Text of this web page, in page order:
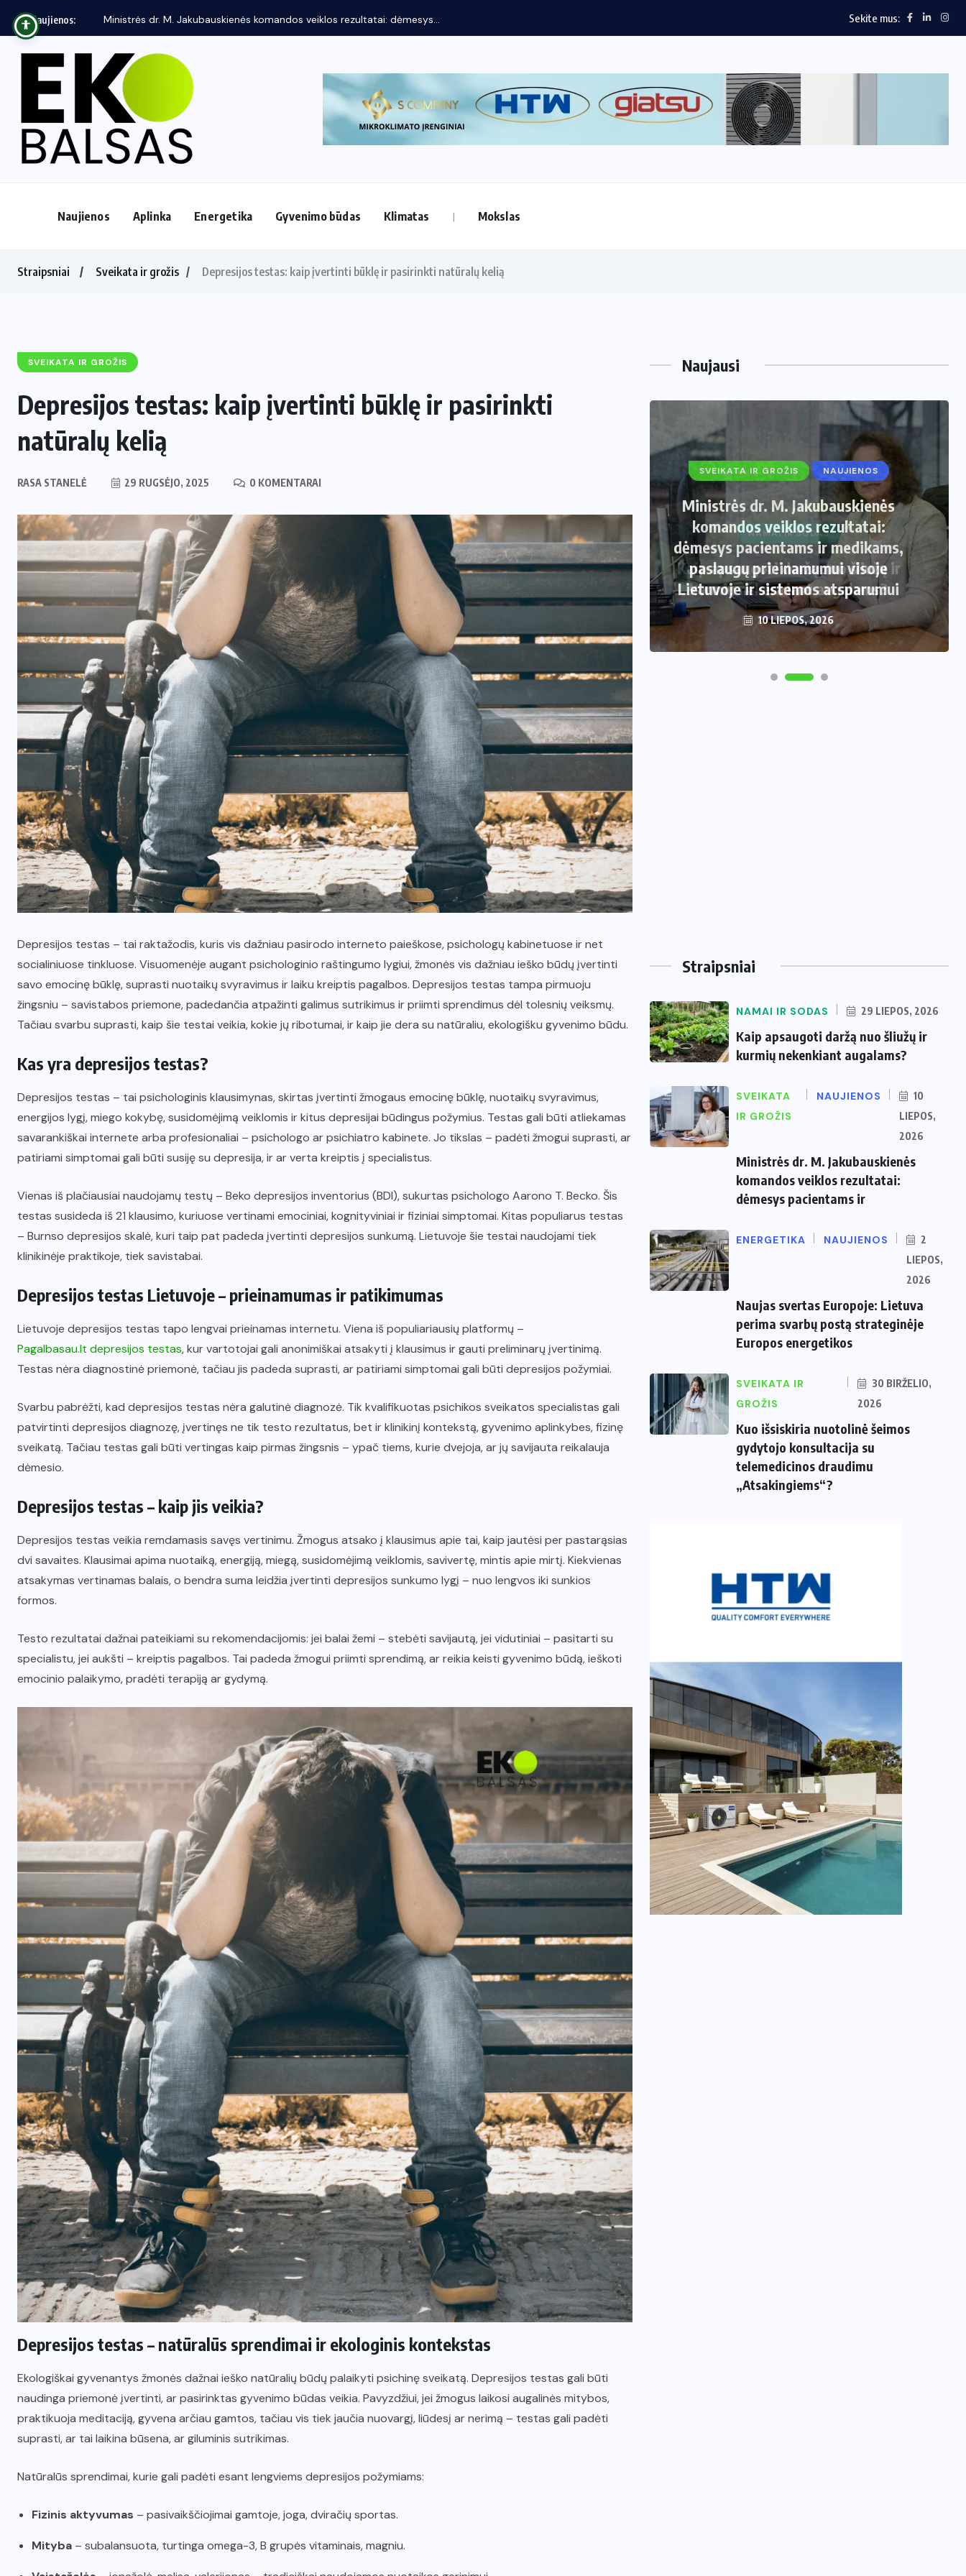
Naujienos: Ministrės dr. M. Jakubauskienės komandos veiklos rezultatai: dėmesys... Sekite mus:
Naujienos Aplinka Energetika Gyvenimo būdas Klimatas Mokslas
Straipsniai Sveikata ir grožis Depresijos testas: kaip įvertinti būklę ir pasirinkti natūralų kelią
SVEIKATA IR GROŽIS
Depresijos testas: kaip įvertinti būklę ir pasirinkti
natūralų kelią
RASA STANELĖ 29 RUGSĖJO, 2025 0 KOMENTARAI
Depresijos testas – tai raktažodis, kuris vis dažniau pasirodo interneto paieškose, psichologų kabinetuose ir net
socialiniuose tinkluose. Visuomenėje augant psichologinio raštingumo lygiui, žmonės vis dažniau ieško būdų įvertinti
savo emocinę būklę, suprasti nuotaikų svyravimus ir laiku kreiptis pagalbos. Depresijos testas tampa pirmuoju
žingsniu – savistabos priemone, padedančia atpažinti galimus sutrikimus ir priimti sprendimus dėl tolesnių veiksmų.
Tačiau svarbu suprasti, kaip šie testai veikia, kokie jų ribotumai, ir kaip jie dera su natūraliu, ekologišku gyvenimo būdu.
Kas yra depresijos testas?
Depresijos testas – tai psichologinis klausimynas, skirtas įvertinti žmogaus emocinę būklę, nuotaikų svyravimus,
energijos lygį, miego kokybę, susidomėjimą veiklomis ir kitus depresijai būdingus požymius. Testas gali būti atliekamas
savarankiškai internete arba profesionaliai – psichologo ar psichiatro kabinete. Jo tikslas – padėti žmogui suprasti, ar
patiriami simptomai gali būti susiję su depresija, ir ar verta kreiptis į specialistus.
Vienas iš plačiausiai naudojamų testų – Beko depresijos inventorius (BDI), sukurtas psichologo Aarono T. Becko. Šis
testas susideda iš 21 klausimo, kuriuose vertinami emociniai, kognityviniai ir fiziniai simptomai. Kitas populiarus testas
– Burnso depresijos skalė, kuri taip pat padeda įvertinti depresijos sunkumą. Lietuvoje šie testai naudojami tiek
klinikinėje praktikoje, tiek savistabai.
Depresijos testas Lietuvoje – prieinamumas ir patikimumas
Lietuvoje depresijos testas tapo lengvai prieinamas internetu. Viena iš populiariausių platformų –
Pagalbasau.lt depresijos testas, kur vartotojai gali anonimiškai atsakyti į klausimus ir gauti preliminarų įvertinimą.
Testas nėra diagnostinė priemonė, tačiau jis padeda suprasti, ar patiriami simptomai gali būti depresijos požymiai.
Svarbu pabrėžti, kad depresijos testas nėra galutinė diagnozė. Tik kvalifikuotas psichikos sveikatos specialistas gali
patvirtinti depresijos diagnozę, įvertinęs ne tik testo rezultatus, bet ir klinikinį kontekstą, gyvenimo aplinkybes, fizinę
sveikatą. Tačiau testas gali būti vertingas kaip pirmas žingsnis – ypač tiems, kurie dvejoja, ar jų savijauta reikalauja
dėmesio.
Depresijos testas – kaip jis veikia?
Depresijos testas veikia remdamasis savęs vertinimu. Žmogus atsako į klausimus apie tai, kaip jautėsi per pastarąsias
dvi savaites. Klausimai apima nuotaiką, energiją, miegą, susidomėjimą veiklomis, savivertę, mintis apie mirtį. Kiekvienas
atsakymas vertinamas balais, o bendra suma leidžia įvertinti depresijos sunkumo lygį – nuo lengvos iki sunkios
formos.
Testo rezultatai dažnai pateikiami su rekomendacijomis: jei balai žemi – stebėti savijautą, jei vidutiniai – pasitarti su
specialistu, jei aukšti – kreiptis pagalbos. Tai padeda žmogui priimti sprendimą, ar reikia keisti gyvenimo būdą, ieškoti
emocinio palaikymo, pradėti terapiją ar gydymą.
Depresijos testas – natūralūs sprendimai ir ekologinis kontekstas
Ekologiškai gyvenantys žmonės dažnai ieško natūralių būdų palaikyti psichinę sveikatą. Depresijos testas gali būti
naudinga priemonė įvertinti, ar pasirinktas gyvenimo būdas veikia. Pavyzdžiui, jei žmogus laikosi augalinės mitybos,
praktikuoja meditaciją, gyvena arčiau gamtos, tačiau vis tiek jaučia nuovargį, liūdesį ar nerimą – testas gali padėti
suprasti, ar tai laikina būsena, ar giluminis sutrikimas.
Natūralūs sprendimai, kurie gali padėti esant lengviems depresijos požymiams:
Fizinis aktyvumas – pasivaikščiojimai gamtoje, joga, dviračių sportas.
Mityba – subalansuota, turtinga omega-3, B grupės vitaminais, magniu.
Naujausi
ENERGETIKA NAUJIENOS
Naujas svertas Europoje: Lietuva
perima svarbų postą strateginėje
Europos energetikos asociacijoje
2 LIEPOS, 2026
NAMAI IR SODAS
Kaip apsaugoti daržą nuo šliužų ir
kurmių nekenkiant augalams?
29 LIEPOS, 2026
SVEIKATA IR GROŽIS NAUJIENOS
Ministrės dr. M. Jakubauskienės
komandos veiklos rezultatai:
dėmesys pacientams ir medikams,
paslaugų prieinamumui visoje
Lietuvoje ir sistemos atsparumui
10 LIEPOS, 2026
Straipsniai
NAMAI IR SODAS 29 LIEPOS, 2026
Kaip apsaugoti daržą nuo šliužų ir
kurmių nekenkiant augalams?
SVEIKATA
IR GROŽIS
NAUJIENOS
10
LIEPOS,
2026
Ministrės dr. M. Jakubauskienės
komandos veiklos rezultatai:
dėmesys pacientams ir
ENERGETIKA NAUJIENOS
2
LIEPOS,
2026
Naujas svertas Europoje: Lietuva
perima svarbų postą strateginėje
Europos energetikos
SVEIKATA IR
GROŽIS
30 BIRŽELIO,
2026
Kuo išsiskiria nuotolinė šeimos
gydytojo konsultacija su
telemedicinos draudimu
„Atsakingiems“?